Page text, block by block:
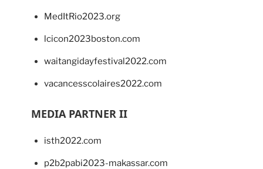
MedItRio2023.org
lcicon2023boston.com
waitangidayfestival2022.com
vacancesscolaires2022.com
MEDIA PARTNER II
isth2022.com
p2b2pabi2023-makassar.com